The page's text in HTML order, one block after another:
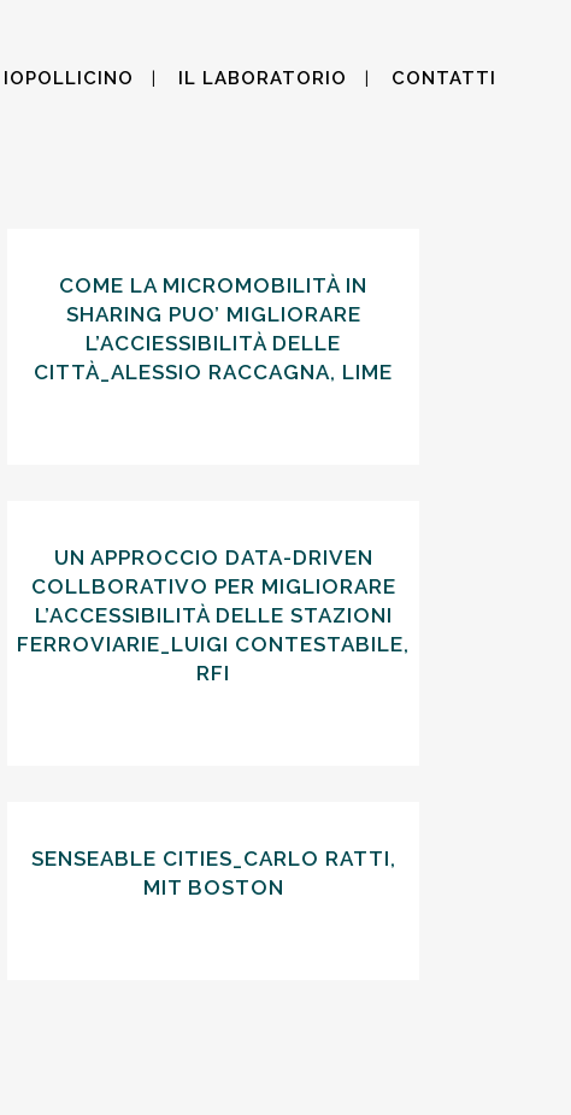
IOPOLLICINO IL LABORATORIO CONTATTI
COME LA MICROMOBILITÀ IN
SHARING PUO’ MIGLIORARE
L’ACCIESSIBILITÀ DELLE
CITTÀ_ALESSIO RACCAGNA, LIME
UN APPROCCIO DATA-DRIVEN
COLLBORATIVO PER MIGLIORARE
L’ACCESSIBILITÀ DELLE STAZIONI
FERROVIARIE_LUIGI CONTESTABILE,
RFI
SENSEABLE CITIES_CARLO RATTI,
MIT BOSTON